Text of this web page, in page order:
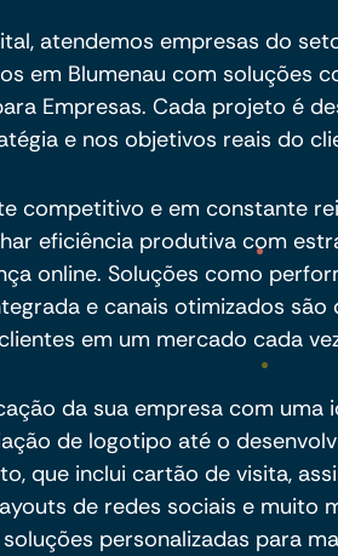
atendemos empresas do
em Blumenau com soluções
Empresas. Cada projeto é
e nos objetivos reais do
competitivo e em constante
eficiência produtiva com
online. Soluções como
e canais otimizados são
em um mercado cada
da sua empresa com uma
de logotipo até o
que inclui cartão de visita,
de redes sociais e muito
personalizadas para